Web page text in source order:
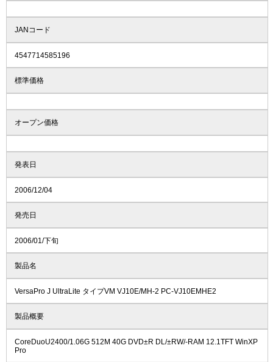
JANコード
4547714585196
標準価格
オープン価格
発表日
2006/12/04
発売日
2006/01/下旬
製品名
VersaPro J UltraLite タイプVM VJ10E/MH-2 PC-VJ10EMHE2
製品概要
CoreDuoU2400/1.06G 512M 40G DVD±R DL/±RW/-RAM 12.1TFT WinXP
Pro